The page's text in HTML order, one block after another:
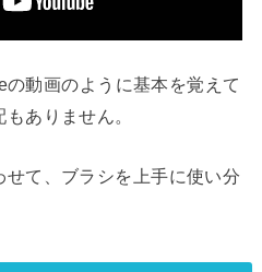
動画のように基本を覚えて
ありません。
て、ブラシを上手に使い分